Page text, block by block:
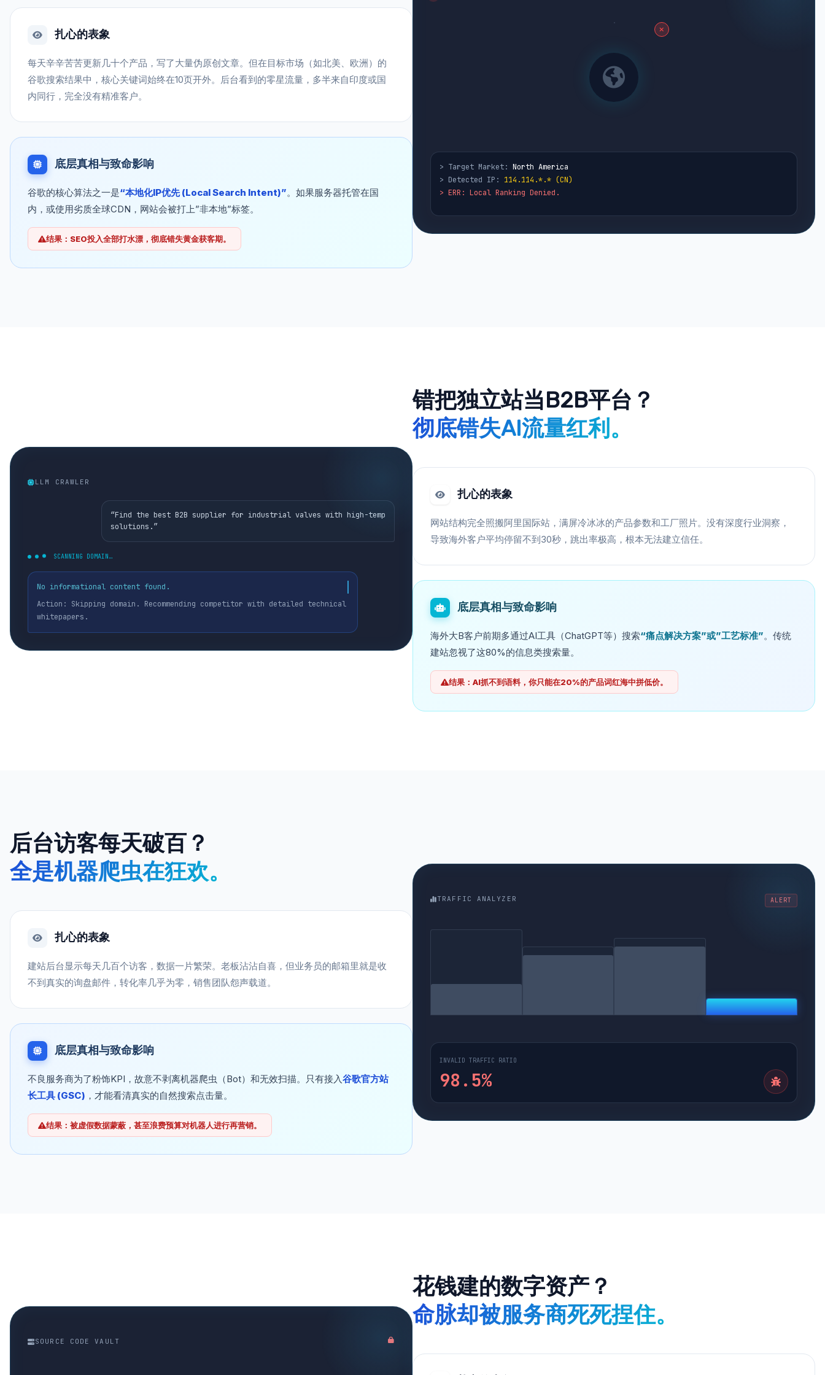
扎心的表象
每天辛辛苦苦更新几十个产品，写了大量伪原创文章。但在目标市场（如北美、欧洲）的
谷歌搜索结果中，核心关键词始终在10页开外。后台看到的零星流量，多半来自印度或国
内同行，完全没有精准客户。
底层真相与致命影响
谷歌的核心算法之一是“本地化IP优先 (Local Search Intent)”。如果服务器托管在国
内，或使用劣质全球CDN，网站会被打上”非本地”标签。
结果：SEO投入全部打水漂，彻底错失黄金获客期。
> Target Market: North America
> Detected IP: 114.114.*.* (CN)
> ERR: Local Ranking Denied.
错把独立站当B2B平台？
彻底错失AI流量红利。
扎心的表象
网站结构完全照搬阿里国际站，满屏冷冰冰的产品参数和工厂照片。没有深度行业洞察，
导致海外客户平均停留不到30秒，跳出率极高，根本无法建立信任。
底层真相与致命影响
海外大B客户前期多通过AI工具（ChatGPT等）搜索“痛点解决方案”或”工艺标准”。传统
建站忽视了这80%的信息类搜索量。
结果：AI抓不到语料，你只能在20%的产品词红海中拼低价。
LLM CRAWLER
“Find the best B2B supplier for industrial valves with high-temp
solutions.”
SCANNING DOMAIN…
No informational content found.
Action: Skipping domain. Recommending competitor with detailed technical
whitepapers.
后台访客每天破百？
全是机器爬虫在狂欢。
扎心的表象
建站后台显示每天几百个访客，数据一片繁荣。老板沾沾自喜，但业务员的邮箱里就是收
不到真实的询盘邮件，转化率几乎为零，销售团队怨声载道。
底层真相与致命影响
不良服务商为了粉饰KPI，故意不剥离机器爬虫（Bot）和无效扫描。只有接入谷歌官方站
长工具 (GSC) ，才能看清真实的自然搜索点击量。
结果：被虚假数据蒙蔽，甚至浪费预算对机器人进行再营销。
TRAFFIC ANALYZER ALERT
INVALID TRAFFIC RATIO
98.5%
花钱建的数字资产？
命脉却被服务商死死捏住。
SOURCE CODE VAULT